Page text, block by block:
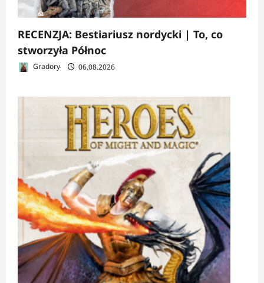
RECENZJA: Bestiariusz nordycki | To, co
stworzyła Północ
Gradory 06.08.2026